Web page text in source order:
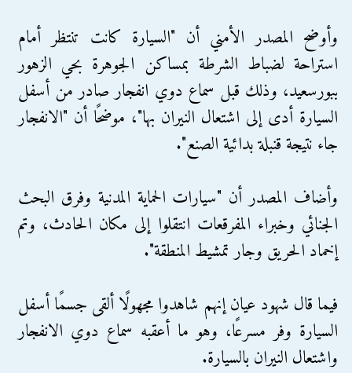
وأوضح المصدر الأمني أن "السيارة كانت تنتظر أمام
استراحة لضباط الشرطة بمساكن الجوهرة بحي الزهور
ببورسعيد، وذلك قبل سماع دوي انفجار صادر من أسفل
السيارة أدى إلى اشتعال النيران بها"، موضحًا أن "الانفجار
جاء نتيجة قنبلة بدائية الصنع".
وأضاف المصدر أن "سيارات الحماية المدنية وفرق البحث
الجنائي وخبراء المفرقعات انتقلوا إلى مكان الحادث، وتم
إخماد الحريق وجار تمشيط المنطقة".
فيما قال شهود عيان إنهم شاهدوا مجهولًا ألقى جسمًا أسفل
السيارة وفر مسرعًا، وهو ما أعقبه سماع دوي الانفجار
واشتعال النيران بالسيارة.